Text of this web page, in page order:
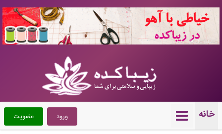
10721283
خانه عضویت ورود